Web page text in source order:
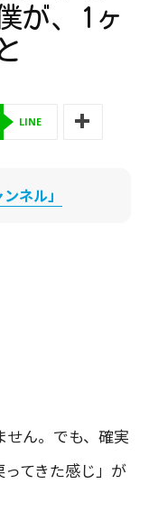
が、1ヶ
LINE
ネル」
ん。でも、確実
てきた感じ」が